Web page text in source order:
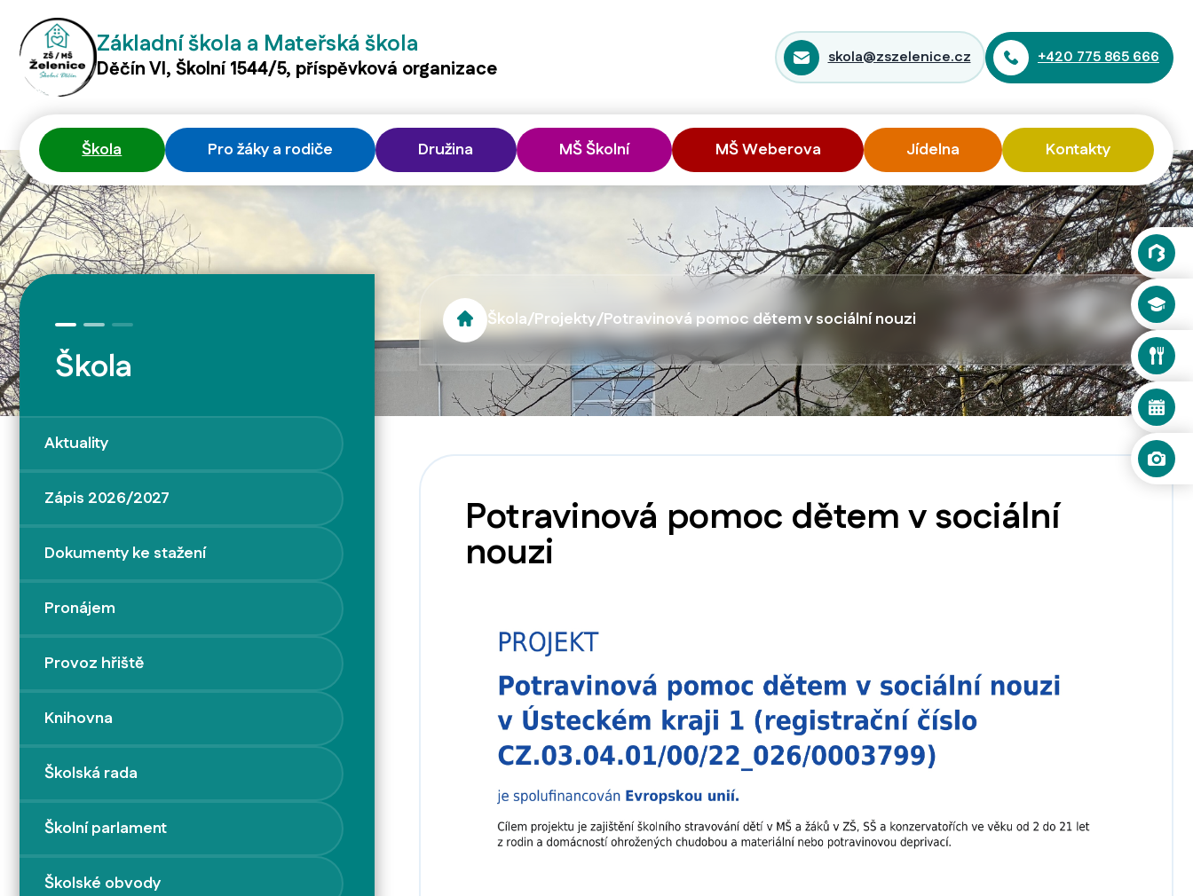
Základní škola a Mateřská škola
Děčín VI, Školní 1544/5, příspěvková organizace skola@zszelenice.cz +420 775 865 666
Škola Pro žáky a rodiče Družina MŠ Školní MŠ Weberova Jídelna Kontakty
Škola/Projekty/Potravinová pomoc dětem v sociální nouzi
Potravinová pomoc dětem v sociální
nouzi
Škola
Aktuality
Zápis 2026/2027
Dokumenty ke stažení
Pronájem
Provoz hřiště
Knihovna
Školská rada
Školní parlament
Školské obvody